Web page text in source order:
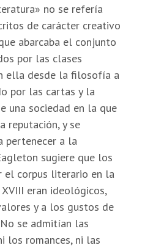
no se refería
de carácter creativo
abarcaba el conjunto
por las clases
ella desde la filosofía a
por las cartas y la
una sociedad en la que
reputación, y se
pertenecer a la
sugiere que los
el corpus literario en la
eran ideológicos,
y a los gustos de
se admitían las
los romances, ni las